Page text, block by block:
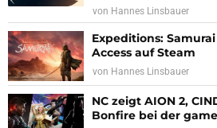
von Hannes Linsbauer
Expeditions:
Access auf Steam
von Hannes Linsbauer
NC zeigt AION 2,
Bonfire bei der